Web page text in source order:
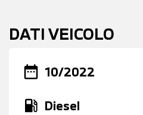
DATI VEICOLO
date_range 10/2022
local_gas_station Diesel